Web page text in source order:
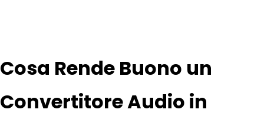
Cosa Rende Buono un
Convertitore Audio in
Magyar
Slovenčina